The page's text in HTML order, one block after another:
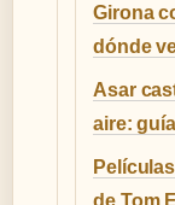
Girona
dónde
Asar
aire:
de Tom